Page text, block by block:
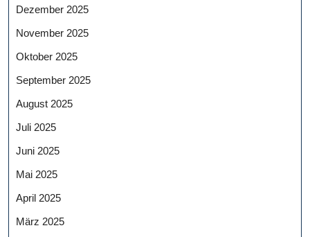
Dezember 2025
November 2025
Oktober 2025
September 2025
August 2025
Juli 2025
Juni 2025
Mai 2025
April 2025
März 2025